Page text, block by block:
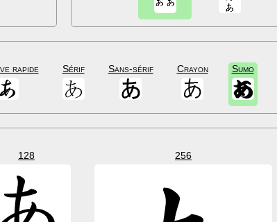
rapide Sérif Sans-sérif Crayon Sumo
128 256